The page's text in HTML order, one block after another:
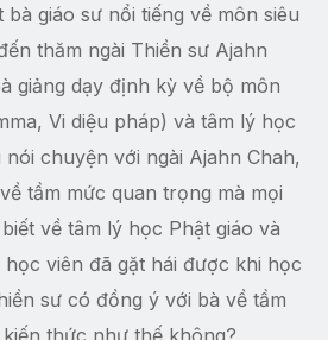
giáo sư nổi tiếng về môn siêu
thăm ngài Thiền sư Ajahn
giảng dạy định kỳ về bộ môn
Vi diệu pháp) và tâm lý học
chuyện với ngài Ajahn Chah,
tầm mức quan trọng mà mọi
về tâm lý học Phật giáo và
viên đã gặt hái được khi học
sư có đồng ý với bà về tầm
thức như thế không?